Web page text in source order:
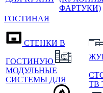
ФАРТУКИ)
ГОСТИНАЯ
СТЕНКИ В
ГОСТИНУЮ
МОДУЛЬНЫЕ
СИСТЕМЫ ДЛЯ
ТВ